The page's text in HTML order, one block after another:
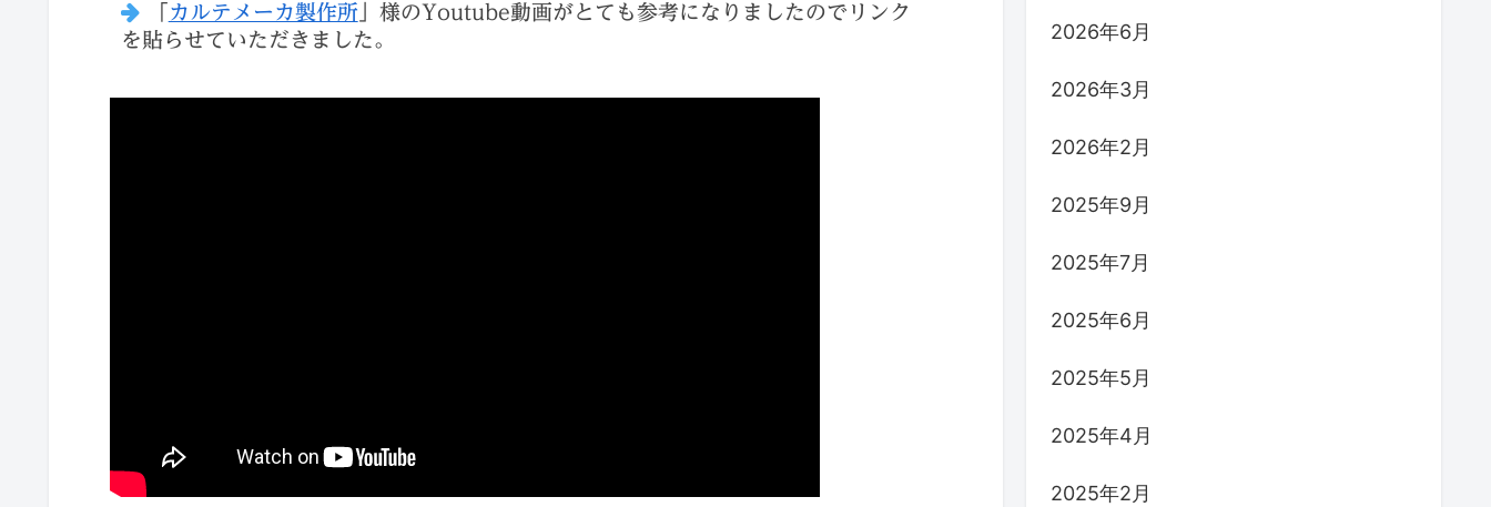
カルテメーカ製作所 」様のYoutube動画がとても参考になりましたのでリンク
を貼らせていただきました。
2026年6月
2026年3月
2026年2月
2025年9月
2025年7月
2025年6月
2025年5月
2025年4月
2025年2月